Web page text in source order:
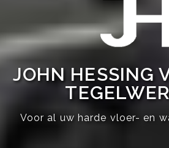
JOHN HESSING
Voor al uw harde vloer- en